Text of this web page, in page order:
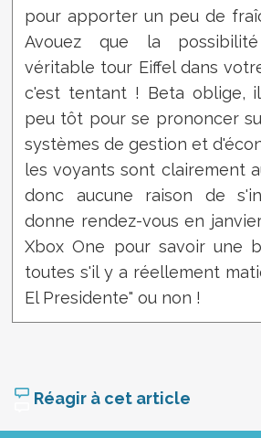
pour apporter un peu de
Avouez que la
véritable tour Eiffel dans
c'est tentant ! Beta oblige,
peu tôt pour se prononcer
systèmes de gestion et
les voyants sont clairement
donc aucune raison de
donne rendez-vous en
Xbox One pour savoir une
toutes s'il y a réellement
El Presidente" ou non !
Réagir à cet article